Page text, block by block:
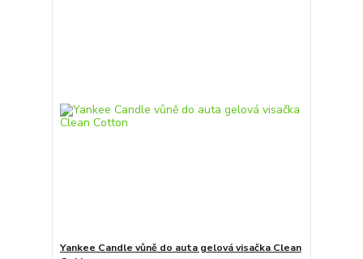
Yankee Candle vůně do auta gelová visačka Clean